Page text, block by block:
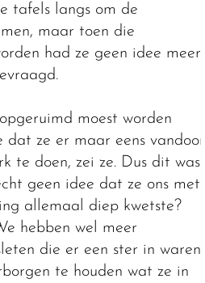
tafels langs om de
maar toen die
had ze geen idee meer
moest worden
dat ze er maar eens vandoor
te doen, zei ze. Dus dit was
geen idee dat ze ons met
allemaal diep kwetste?
hebben wel meer
die er een ster in waren
te houden wat ze in